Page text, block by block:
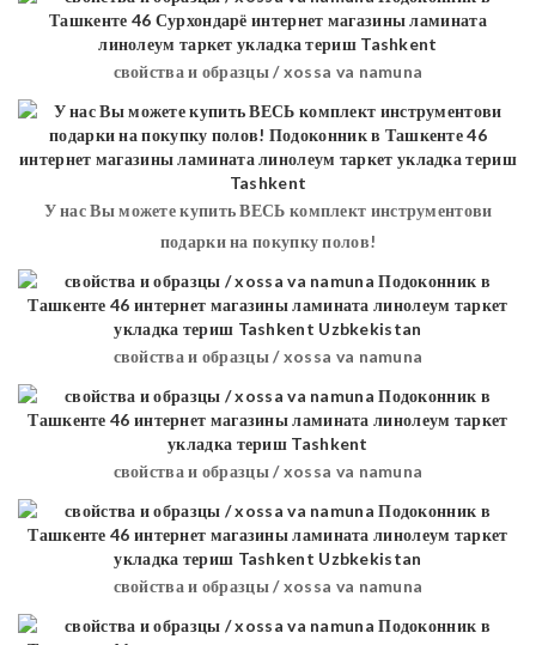
свойства и образцы / xossa va namuna
У нас Вы можете купить ВЕСЬ комплект инструментови
подарки на покупку полов!
свойства и образцы / xossa va namuna
свойства и образцы / xossa va namuna
свойства и образцы / xossa va namuna